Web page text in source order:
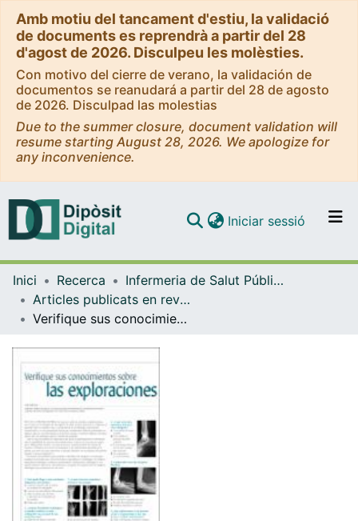
Amb motiu del tancament d'estiu, la validació
de documents es reprendrà a partir del 28
d'agost de 2026. Disculpeu les molèsties.
Con motivo del cierre de verano, la validación de
documentos se reanudará a partir del 28 de agosto
de 2026. Disculpad las molestias
Due to the summer closure, document validation will
resume starting August 28, 2026. We apologize for
any inconvenience.
Navega per tot el DD
Iniciar sessió (current)
Inici Recerca
Infermeria de Salut Pública, Salut Mental i Maternoinfantil
Articles publicats en revistes (Infermeria de Salut Pública, Salut mental i Maternoinfantil)
Verifique sus conocimientos sobre las exploraciones complementarias (III)